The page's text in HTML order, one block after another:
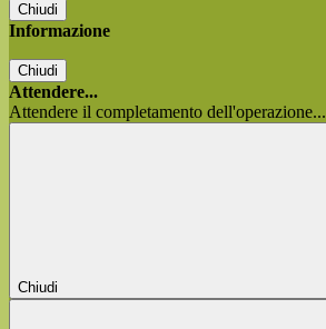
Chiudi
Informazione
Chiudi
Attendere...
Attendere il completamento dell'operazione...
Chiudi